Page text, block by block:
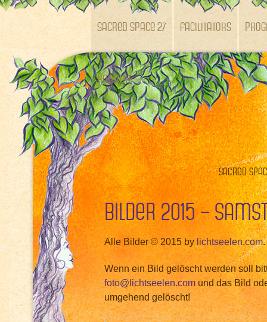
SACRED SPACE 27 Facilitators
Kontakt
Sacred
Bilder 2015 –
Alle Bilder © 2015 bylichtseelen.com.
Wenn ein Bild gelöscht werden soll
foto@lichtseelen.com und das Bild
umgehend gelöscht!